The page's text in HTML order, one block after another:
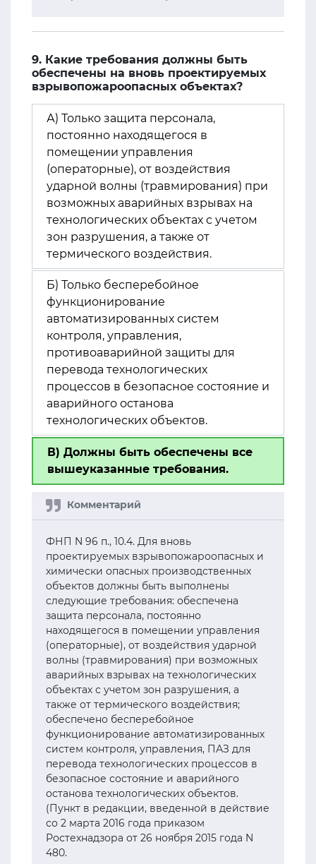
9. Какие требования должны быть
обеспечены на вновь проектируемых
взрывопожароопасных объектах?
А) Только защита персонала,
постоянно находящегося в
помещении управления
(операторные), от воздействия
ударной волны (травмирования) при
возможных аварийных взрывах на
технологических объектах с учетом
зон разрушения, а также от
термического воздействия.
Б) Только бесперебойное
функционирование
автоматизированных систем
контроля, управления,
противоаварийной защиты для
перевода технологических
процессов в безопасное состояние и
аварийного останова
технологических объектов.
В) Должны быть обеспечены все
вышеуказанные требования.
ФНП N 96 п., 10.4. Для вновь
проектируемых взрывопожароопасных и
химически опасных производственных
объектов должны быть выполнены
следующие требования: обеспечена
защита персонала, постоянно
находящегося в помещении управления
(операторные), от воздействия ударной
волны (травмирования) при возможных
аварийных взрывах на технологических
объектах с учетом зон разрушения, а
также от термического воздействия;
обеспечено бесперебойное
функционирование автоматизированных
систем контроля, управления, ПАЗ для
перевода технологических процессов в
безопасное состояние и аварийного
останова технологических объектов.
(Пункт в редакции, введенной в действие
со 2 марта 2016 года приказом
Ростехнадзора от 26 ноября 2015 года N
480.